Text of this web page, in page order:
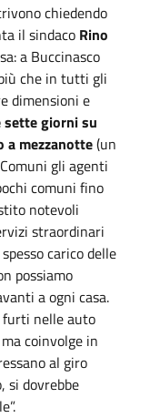
chiedendo
il sindaco Rino
a Buccinasco
che in tutti gli
dimensioni e
sette giorni su
a mezzanotte(un
gli agenti
comuni fino
notevoli
straordinari
carico delle
possiamo
a ogni casa.
furti nelle auto
coinvolge in
al giro
si dovrebbe